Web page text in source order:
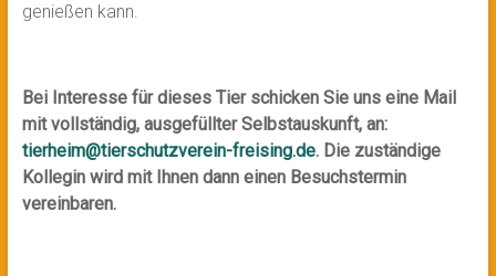
genießen kann.
Bei Interesse für dieses Tier schicken Sie uns eine Mail
mit vollständig, ausgefüllter Selbstauskunft, an:
tierheim@tierschutzverein-freising.de. Die zuständige
Kollegin wird mit Ihnen dann einen Besuchstermin
vereinbaren.